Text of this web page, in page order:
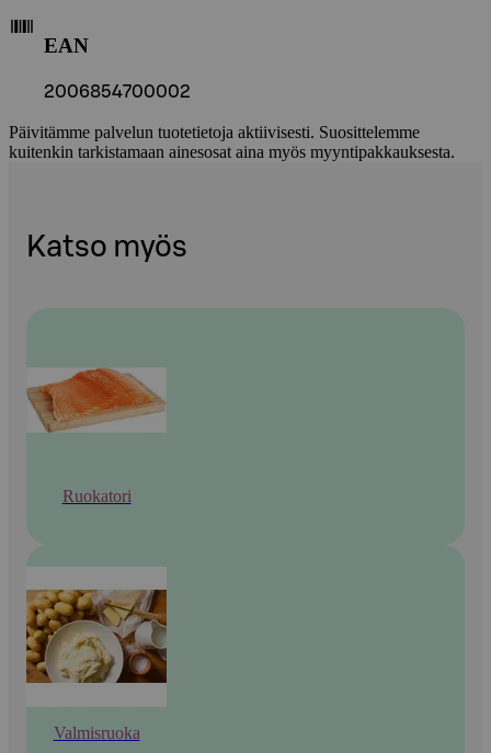
EAN
2006854700002
Päivitämme palvelun tuotetietoja aktiivisesti. Suosittelemme
kuitenkin tarkistamaan ainesosat aina myös myyntipakkauksesta.
Katso myös
Ruokatori
Valmisruoka